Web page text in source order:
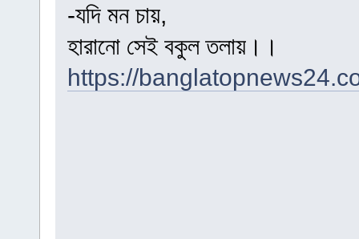
-যদি মন চায়,
হারানো সেই বকুল তলায়।।
https://